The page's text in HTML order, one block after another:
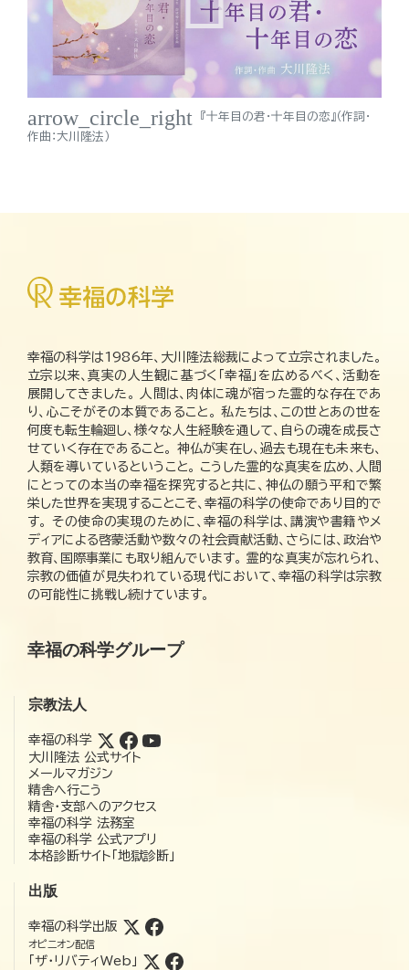
arrow_circle_right
『十年目の君・十年目の恋』（作詞・
作曲：大川隆法）
幸福の科学は1986年、大川隆法総裁によって立宗されました。
立宗以来、真実の人生観に基づく「幸福」を広めるべく、活動を
展開してきました。 人間は、肉体に魂が宿った霊的な存在であ
り、心こそがその本質であること。 私たちは、この世とあの世を
何度も転生輪廻し、様々な人生経験を通して、自らの魂を成長さ
せていく存在であること。 神仏が実在し、過去も現在も未来も、
人類を導いているということ。 こうした霊的な真実を広め、人間
にとっての本当の幸福を探究すると共に、神仏の願う平和で繁
栄した世界を実現することこそ、幸福の科学の使命であり目的で
す。 その使命の実現のために、幸福の科学は、講演や書籍やメ
ディアによる啓蒙活動や数々の社会貢献活動、さらには、政治や
教育、国際事業にも取り組んでいます。 霊的な真実が忘れられ、
宗教の価値が見失われている現代において、幸福の科学は宗教
の可能性に挑戦し続けています。
幸福の科学グループ
宗教法人
幸福の科学
大川隆法 公式サイト
メールマガジン
精舎へ行こう
精舎・支部へのアクセス
幸福の科学 法務室
幸福の科学 公式アプリ
本格診断サイト「地獄診断」
出版
幸福の科学出版
オピニオン配信
「ザ・リバティWeb」